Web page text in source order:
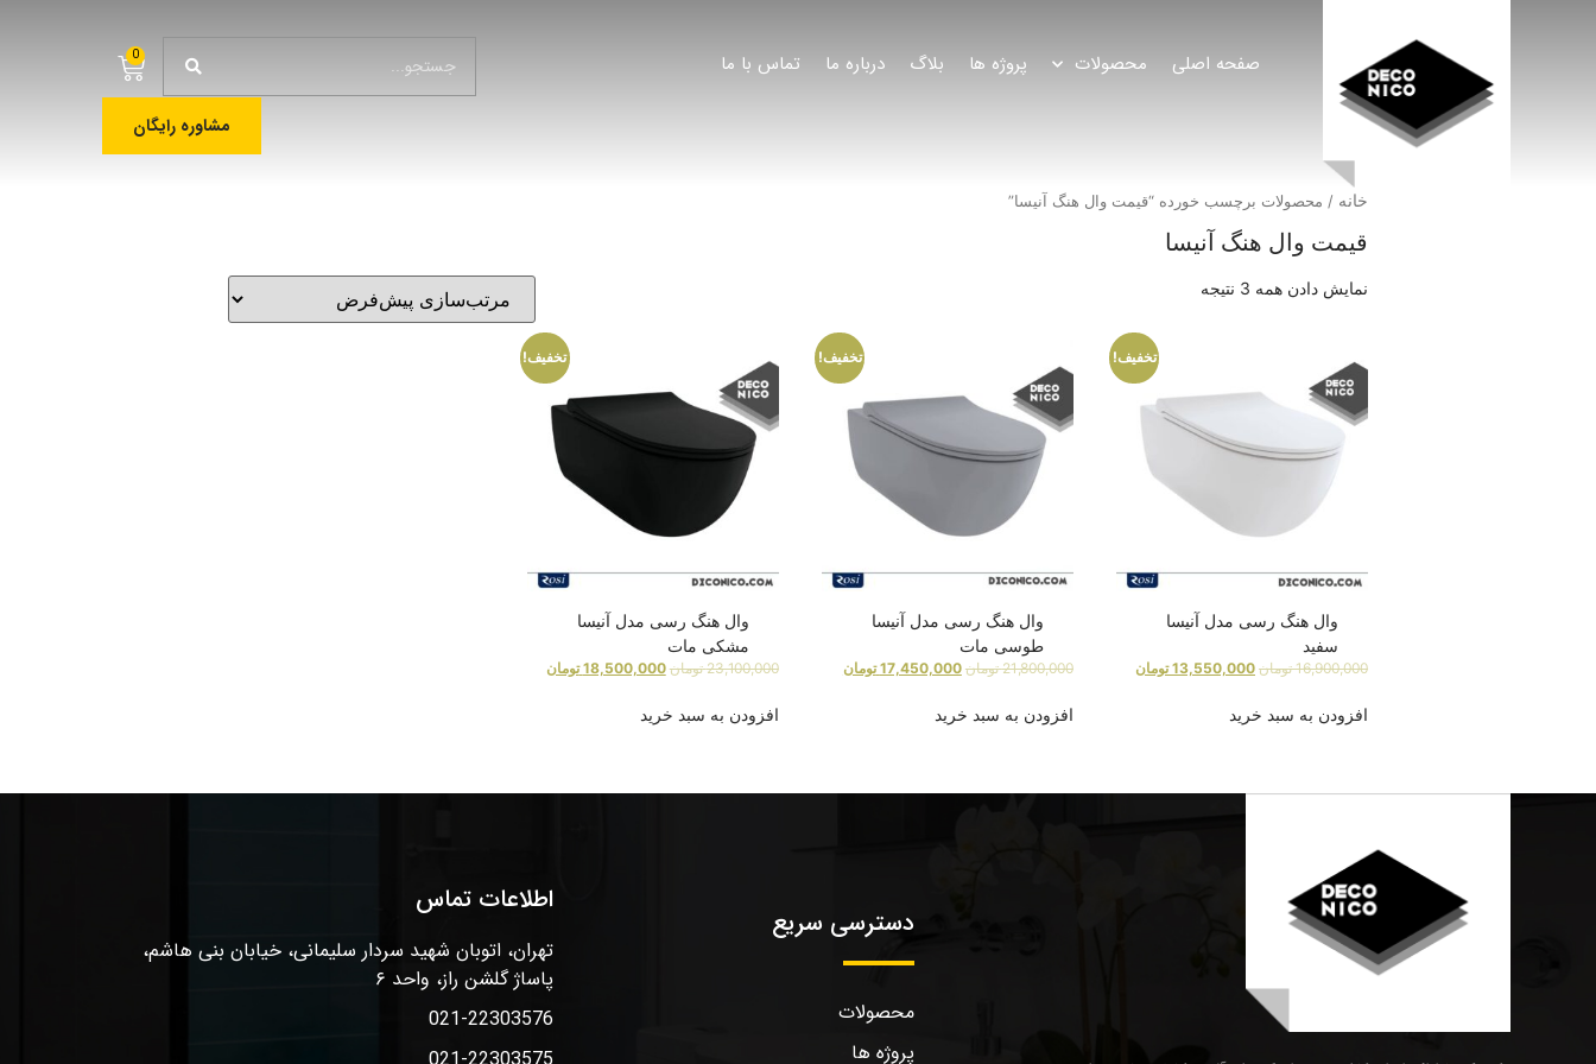
صفحه اصلی محصولات پروژه ها بلاگ درباره ما تماس با ما 0
مشاوره رایگان
خانه / محصولات برچسب خورده “قیمت وال هنگ آنیسا”
قیمت وال هنگ آنیسا
نمایش دادن همه 3 نتیجه
تخفیف!
وال هنگ رسی مدل آنیسا
سفید
16,900,000 تومان 13,550,000 تومان
افزودن به سبد خرید
تخفیف!
وال هنگ رسی مدل آنیسا
طوسی مات
21,800,000 تومان 17,450,000 تومان
افزودن به سبد خرید
تخفیف!
وال هنگ رسی مدل آنیسا
مشکی مات
23,100,000 تومان 18,500,000 تومان
افزودن به سبد خرید
دسترسی سریع
محصولات
پروژه ها
اطلاعات تماس
تهران، اتوبان شهید سردار سلیمانی، خیابان بنی هاشم،
پاساژ گلشن راز، واحد ۶
021-22303576